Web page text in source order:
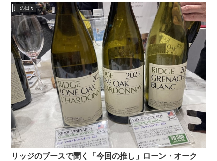
j の日々
リッジのブースで聞く「今回の推し」ローン・オーク